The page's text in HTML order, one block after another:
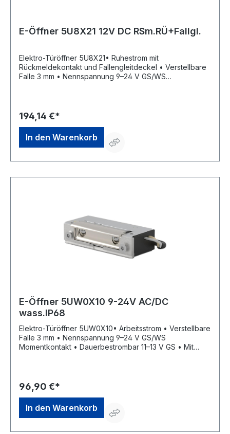
E-Öffner 5U8X21 12V DC RSm.RÜ+Fallgl.
Elektro-Türöffner 5U8X21• Ruhestrom mit
Rückmeldekontakt und Fallengleitdeckel • Verstellbare
Falle 3 mm • Nennspannung 9–24 V GS/WS
geringen Maße in sehr schmalen Türprofilen
einbaubarHersteller: OPENERS & CLOSERS, Calle
Agricultura Nave 1217, 08980 Sant Feliu de Llobregat,
Barcelona, ES, +34 934 080 515, info@openers-
closers.com
194,14 €*
In den Warenkorb
E-Öffner 5UW0X10 9-24V AC/DC
wass.IP68
Elektro-Türöffner 5UW0X10• Arbeitsstrom • Verstellbare
Falle 3 mm • Nennspannung 9–24 V GS/WS
Momentkontakt • Dauerbestrombar 11–13 V GS • Mit
schmalen Türprofilen einbaubar • Für den Außenbereich
geeignetHersteller: OPENERS & CLOSERS, Calle
Agricultura Nave 1217, 08980 Sant Feliu de Llobregat,
Barcelona, ES, +34 934 080 515, info@openers-
closers.com
96,90 €*
In den Warenkorb